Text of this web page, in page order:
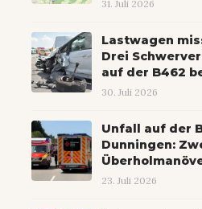
31. Juli 2026
Lastwagen
Drei
auf der B462
30. Juli 2026
Unfall auf der
Dunningen:
23. Juli 2026